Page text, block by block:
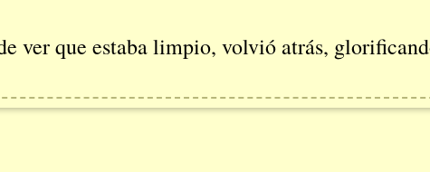
ver que estaba limpio, volvió atrás,